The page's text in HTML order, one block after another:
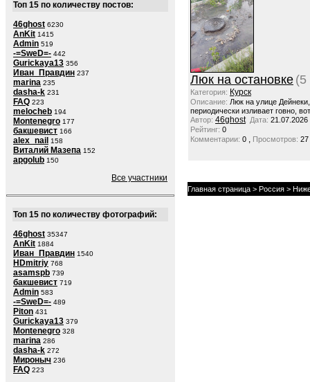
Топ 15 по количеству постов:
46ghost 6230
AnKit 1415
Admin 519
-=SweD=- 442
Gurickaya13 356
Иван_Правдин 237
marina 235
dasha-k 231
FAQ 223
melocheb 194
Montenegro 177
бакшевист 166
alex_nail 158
Виталий Мазепа 152
apgolub 150
Все участники
Топ 15 по количеству фотографий:
46ghost 35347
AnKit 1884
Иван_Правдин 1540
HDmitriy 768
asamspb 739
бакшевист 719
Admin 583
-=SweD=- 489
Piton 431
Gurickaya13 379
Montenegro 328
marina 286
dasha-k 272
Мироныч 236
FAQ 223
Люк на остановке (5
Категория: Курск
Описание: Люк на улице
периодически изливает говно,
Автор: 46ghost Дата: 21.07.2026
Рейтинг: 0
Комментарии: 0 , Просмотров: 27
Главная страница > Россия >